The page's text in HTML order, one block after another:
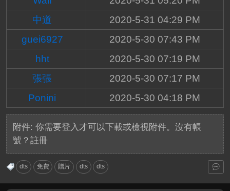
中道
2020-5-31 04:29 PM
guei6927
2020-5-30 07:43 PM
hht
2020-5-30 07:19 PM
張張
2020-5-30 07:17 PM
Ponini
2020-5-30 04:18 PM
附件: 你需要登入才可以下載或檢視附件。沒有帳
號？ 註冊
dts 免費 贈片 dts dts